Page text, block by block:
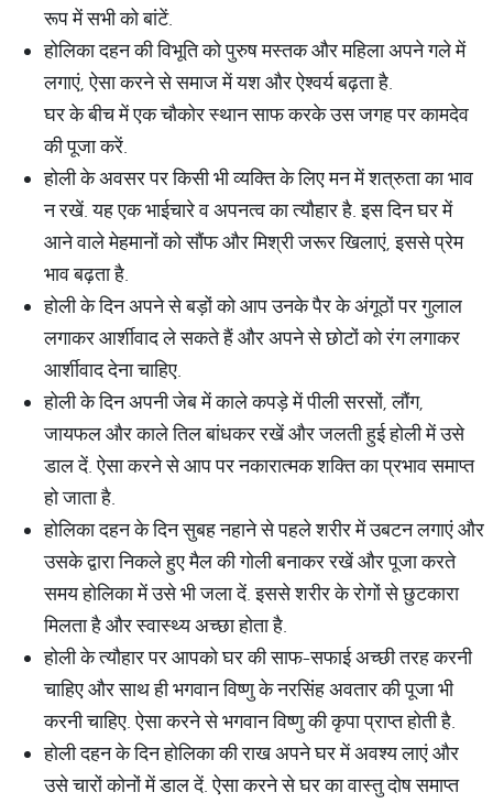
रूप में सभी को बांटें.
होलिका दहन की विभूति को पुरुष मस्तक और महिला अपने गले में
लगाएं, ऐसा करने से समाज में यश और ऐश्वर्य बढ़ता है.
घर के बीच में एक चौकोर स्थान साफ करके उस जगह पर कामदेव
की पूजा करें.
होली के अवसर पर किसी भी व्यक्ति के लिए मन में शत्रुता का भाव
न रखें. यह एक भाईचारे व अपनत्व का त्यौहार है. इस दिन घर में
आने वाले मेहमानों को सौंफ और मिश्री जरूर खिलाएं, इससे प्रेम
भाव बढ़ता है.
होली के दिन अपने से बड़ों को आप उनके पैर के अंगूठों पर गुलाल
लगाकर आर्शीवाद ले सकते हैं और अपने से छोटों को रंग लगाकर
आर्शीवाद देना चाहिए.
होली के दिन अपनी जेब में काले कपड़े में पीली सरसों, लौंग,
जायफल और काले तिल बांधकर रखें और जलती हुई होली में उसे
डाल दें. ऐसा करने से आप पर नकारात्मक शक्ति का प्रभाव समाप्त
हो जाता है.
होलिका दहन के दिन सुबह नहाने से पहले शरीर में उबटन लगाएं और
उसके द्वारा निकले हुए मैल की गोली बनाकर रखें और पूजा करते
समय होलिका में उसे भी जला दें. इससे शरीर के रोगों से छुटकारा
मिलता है और स्वास्थ्य अच्छा होता है.
होली के त्यौहार पर आपको घर की साफ-सफाई अच्छी तरह करनी
चाहिए और साथ ही भगवान विष्णु के नरसिंह अवतार की पूजा भी
करनी चाहिए. ऐसा करने से भगवान विष्णु की कृपा प्राप्त होती है.
होली दहन के दिन होलिका की राख अपने घर में अवश्य लाएं और
उसे चारों कोनों में डाल दें. ऐसा करने से घर का वास्तु दोष समाप्त